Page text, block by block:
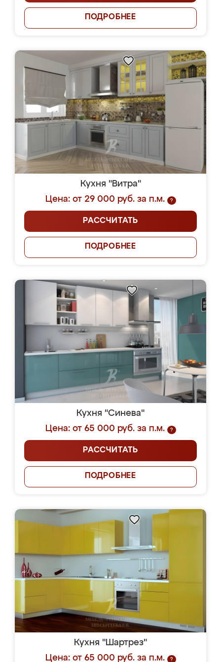
ПОДРОБНЕЕ
Кухня "Витра"
Цена: от 29 000 руб. за п.м.
?
РАССЧИТАТЬ
ПОДРОБНЕЕ
Кухня "Синева"
Цена: от 65 000 руб. за п.м.
?
РАССЧИТАТЬ
ПОДРОБНЕЕ
Кухня "Шартрез"
Цена: от 65 000 руб. за п.м.
?